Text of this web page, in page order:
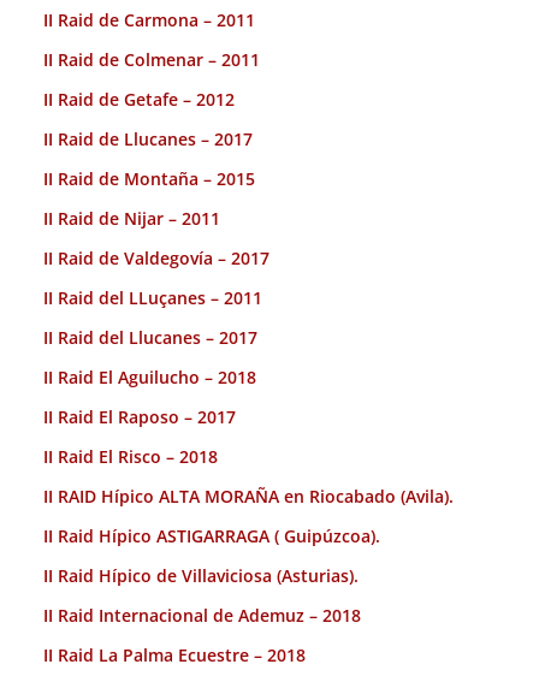
II Raid de Carmona – 2011
II Raid de Colmenar – 2011
II Raid de Getafe – 2012
II Raid de Llucanes – 2017
II Raid de Montaña – 2015
II Raid de Nijar – 2011
II Raid de Valdegovía – 2017
II Raid del LLuçanes – 2011
II Raid del Llucanes – 2017
II Raid El Aguilucho – 2018
II Raid El Raposo – 2017
II Raid El Risco – 2018
II RAID Hípico ALTA MORAÑA en Riocabado (Avila).
II Raid Hípico ASTIGARRAGA ( Guipúzcoa).
II Raid Hípico de Villaviciosa (Asturias).
II Raid Internacional de Ademuz – 2018
II Raid La Palma Ecuestre – 2018